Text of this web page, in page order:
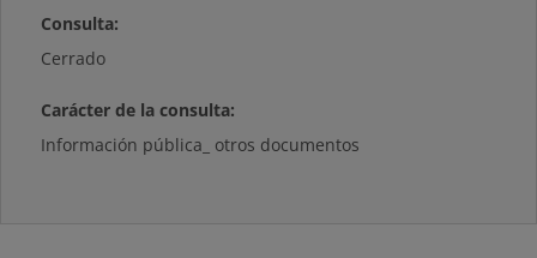
Consulta:
Cerrado
Carácter de la consulta:
Información pública_ otros documentos